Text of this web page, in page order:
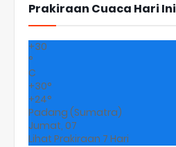
Prakiraan Cuaca Hari Ini
+30
°
C
+30°
+24°
Padang (Sumatra)
Jumat, 07
Lihat Prakiraan 7 Hari